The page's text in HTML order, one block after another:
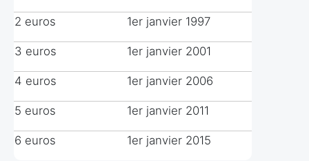
2 euros 1er janvier 1997
3 euros 1er janvier 2001
4 euros 1er janvier 2006
5 euros 1er janvier 2011
6 euros 1er janvier 2015